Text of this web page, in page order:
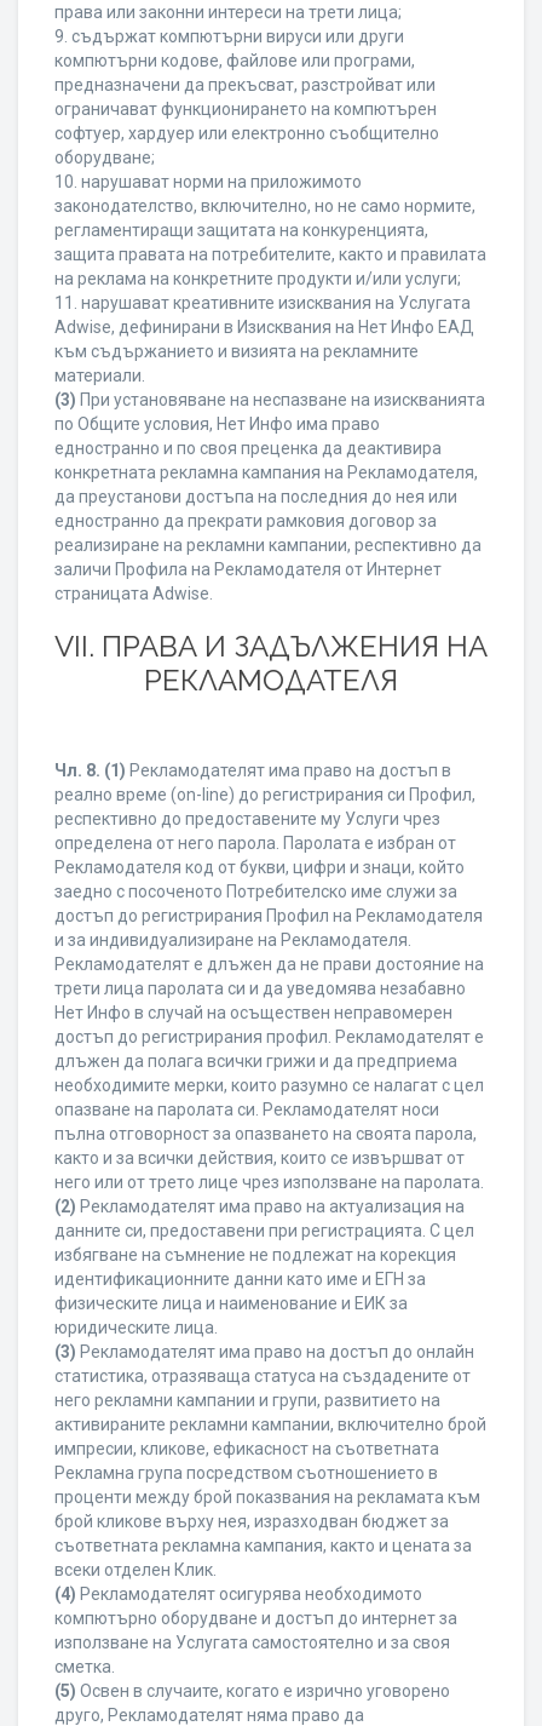
права или законни интереси на трети лица;
9. съдържат компютърни вируси или други
компютърни кодове, файлове или програми,
предназначени да прекъсват, разстройват или
ограничават функционирането на компютърен
софтуер, хардуер или електронно съобщително
оборудване;
10. нарушават норми на приложимото
законодателство, включително, но не само нормите,
регламентиращи защитата на конкуренцията,
защита правата на потребителите, както и правилата
на реклама на конкретните продукти и/или услуги;
11. нарушават креативните изисквания на Услугата
Adwise, дефинирани в Изисквания на Нет Инфо ЕАД
към съдържанието и визията на рекламните
материали.
(3) При установяване на неспазване на изискванията
по Общите условия, Нет Инфо има право
едностранно и по своя преценка да деактивира
конкретната рекламна кампания на Рекламодателя,
да преустанови достъпа на последния до нея или
едностранно да прекрати рамковия договор за
реализиране на рекламни кампании, респективно да
заличи Профила на Рекламодателя от Интернет
страницата Adwise.
VII. ПРАВА И ЗАДЪЛЖЕНИЯ НА
РЕКЛАМОДАТЕЛЯ
Чл. 8. (1) Рекламодателят има право на достъп в
реално време (on-line) до регистрирания си Профил,
респективно до предоставените му Услуги чрез
определена от него парола. Паролата е избран от
Рекламодателя код от букви, цифри и знаци, който
заедно с посоченото Потребителско име служи за
достъп до регистрирания Профил на Рекламодателя
и за индивидуализиране на Рекламодателя.
Рекламодателят е длъжен да не прави достояние на
трети лица паролата си и да уведомява незабавно
Нет Инфо в случай на осъществен неправомерен
достъп до регистрирания профил. Рекламодателят е
длъжен да полага всички грижи и да предприема
необходимите мерки, които разумно се налагат с цел
опазване на паролата си. Рекламодателят носи
пълна отговорност за опазването на своята парола,
както и за всички действия, които се извършват от
него или от трето лице чрез използване на паролата.
(2) Рекламодателят има право на актуализация на
данните си, предоставени при регистрацията. С цел
избягване на съмнение не подлежат на корекция
идентификационните данни като име и ЕГН за
физическите лица и наименование и ЕИК за
юридическите лица.
(3) Рекламодателят има право на достъп до онлайн
статистика, отразяваща статуса на създадените от
него рекламни кампании и групи, развитието на
активираните рекламни кампании, включително брой
импресии, кликове, ефикасност на съответната
Рекламна група посредством съотношението в
проценти между брой показвания на рекламата към
брой кликове върху нея, изразходван бюджет за
съответната рекламна кампания, както и цената за
всеки отделен Клик.
(4) Рекламодателят осигурява необходимото
компютърно оборудване и достъп до интернет за
използване на Услугата самостоятелно и за своя
сметка.
(5) Освен в случаите, когато е изрично уговорено
друго, Рекламодателят няма право да